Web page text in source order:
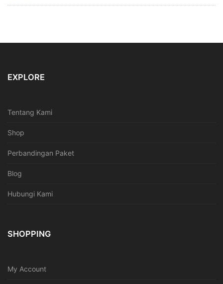
EXPLORE
Tentang Kami
Shop
Perbandingan Paket
Blog
Hubungi Kami
SHOPPING
My Account